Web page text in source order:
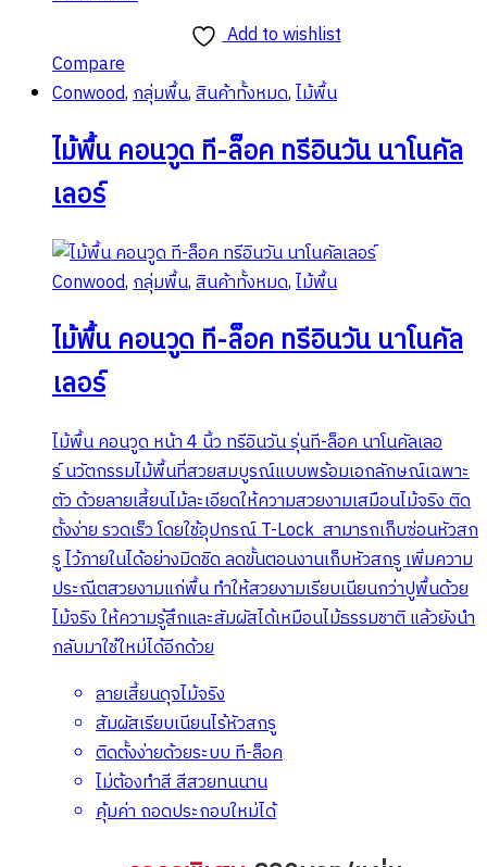
Add to wishlist
Compare
Conwood,กลุ่มพื้น,สินค้าทั้งหมด,ไม้พื้น
ไม้พื้น คอนวูด ที-ล็อค ทรีอินวัน นาโนคัล
เลอร์
Conwood,กลุ่มพื้น,สินค้าทั้งหมด,ไม้พื้น
ไม้พื้น คอนวูด ที-ล็อค ทรีอินวัน นาโนคัล
เลอร์
ไม้พื้น คอนวูด หน้า 4 นิ้ว ทรีอินวัน รุ่นที-ล็อค นาโนคัลเลอ
ร์ นวัตกรรมไม้พื้นที่สวยสมบูรณ์แบบพร้อมเอกลักษณ์เฉพาะ
ตัว ด้วยลายเสี้ยนไม้ละเอียดให้ความสวยงามเสมือนไม้จริง ติด
ตั้งง่าย รวดเร็ว โดยใช้อุปกรณ์ T-Lock สามารถเก็บซ่อนหัวสก
รู ไว้ภายในได้อย่างมิดชิด ลดขั้นตอนงานเก็บหัวสกรู เพิ่มความ
ประณีตสวยงามแก่พื้น ทำให้สวยงามเรียบเนียนกว่าปูพื้นด้วย
ไม้จริง ให้ความรู้สึกและสัมผัสได้เหมือนไม้ธรรมชาติ แล้วยังนำ
กลับมาใช้ใหม่ได้อีกด้วย
ลายเสี้ยนดุจไม้จริง
สัมผัสเรียบเนียนไร้หัวสกรู
ติดตั้งง่ายด้วยระบบ ที-ล็อค
ไม่ต้องทำสี สีสวยทนนาน
คุ้มค่า ถอดประกอบใหม่ได้